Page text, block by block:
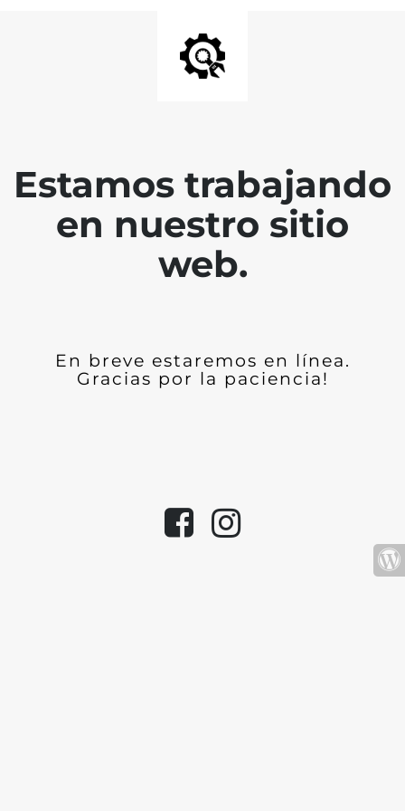
Estamos trabajando
en nuestro sitio
web.
En breve estaremos en línea.
Gracias por la paciencia!